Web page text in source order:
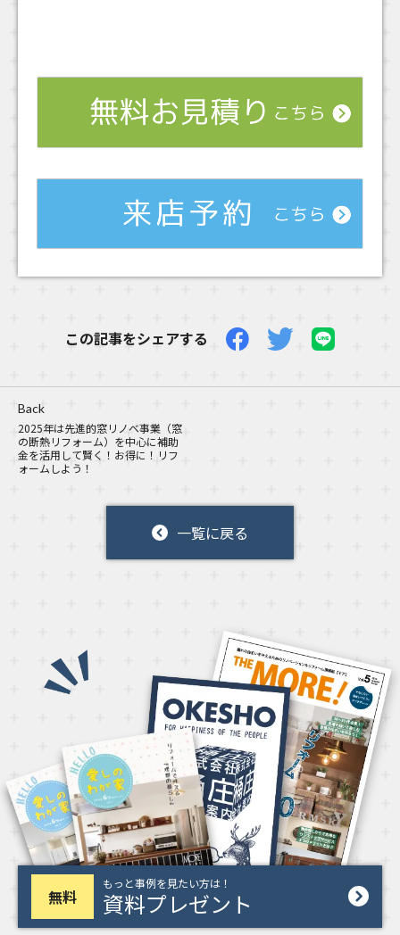
この記事をシェアする
Back
2025年は先進的窓リノベ事業（窓
の断熱リフォーム）を中心に補助
金を活用して賢く！お得に！リフ
ォームしよう！
一覧に戻る
無料
もっと事例を見たい方は！
資料プレゼント